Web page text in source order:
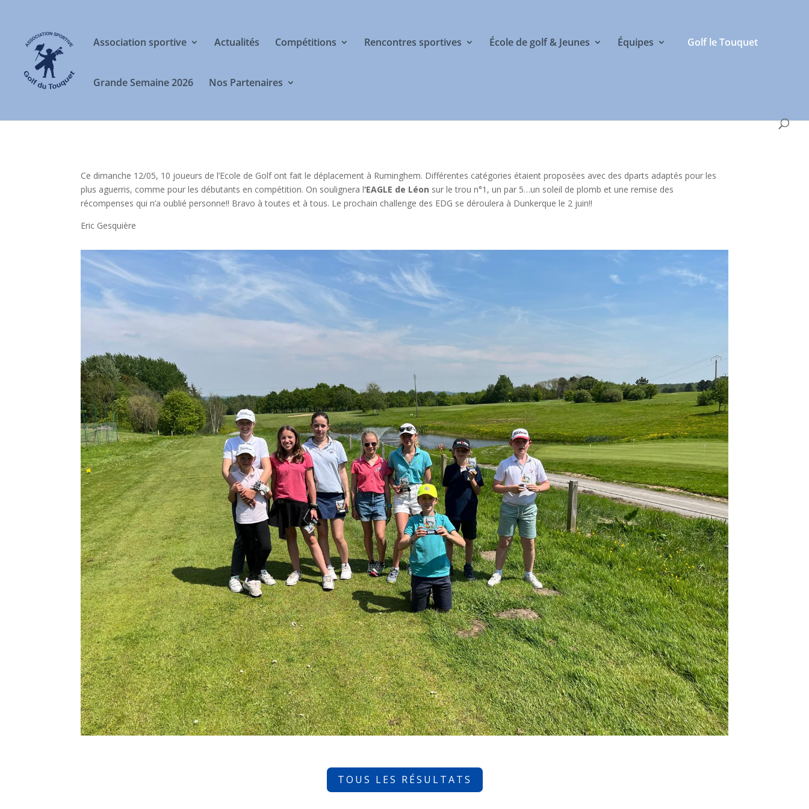
Association sportive Actualités Compétitions Rencontres sportives École de golf & Jeunes Équipes Golf le Touquet
Grande Semaine 2026 Nos Partenaires
Ce dimanche 12/05, 10 joueurs de l’Ecole de Golf ont fait le déplacement à Ruminghem. Différentes catégories étaient proposées avec des dparts adaptés pour les
plus aguerris, comme pour les débutants en compétition. On soulignera l‘EAGLE de Léon sur le trou n°1, un par 5…un soleil de plomb et une remise des
récompenses qui n’a oublié personne!! Bravo à toutes et à tous. Le prochain challenge des EDG se déroulera à Dunkerque le 2 juin!!
Eric Gesquière
TOUS LES RÉSULTATS